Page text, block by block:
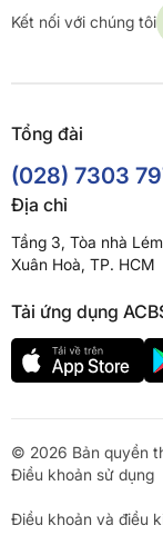
Kết nối với chúng tôi
Tổng đài
(028) 7303
Địa chỉ
Tầng 3, Tòa nhà
Xuân Hoà, TP. HCM
Tải ứng dụng
© 2026 Bản quyền
Điều khoản sử dụng
Điều khoản và điều